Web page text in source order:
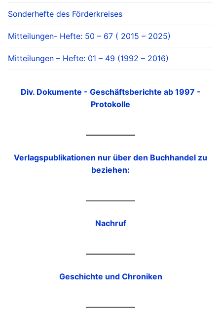
Sonderhefte des Förderkreises
Mitteilungen- Hefte: 50 – 67 ( 2015 – 2025)
Mitteilungen – Hefte: 01 – 49 (1992 – 2016)
Div. Dokumente - Geschäftsberichte ab 1997 -
Protokolle
Verlagspublikationen nur über den Buchhandel zu
beziehen:
Nachruf
Geschichte und Chroniken